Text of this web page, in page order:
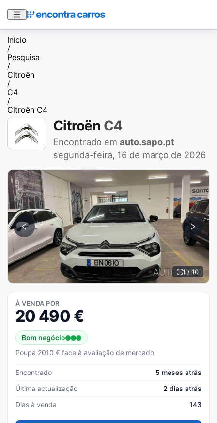
Início
/
Pesquisa
/
Citroën
/
C4
/
Citroën C4
Citroën C4
Encontrado em auto.sapo.pt
segunda-feira, 16 de março de 2026
1 / 10
À VENDA POR
20 490 €
Bom negócio
Poupa 2010 € face à avaliação de mercado
Encontrado
5 meses atrás
Última actualização
2 dias atrás
Dias à venda
143